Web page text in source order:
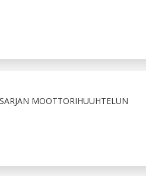
MOOTTORIHUUHTELUN